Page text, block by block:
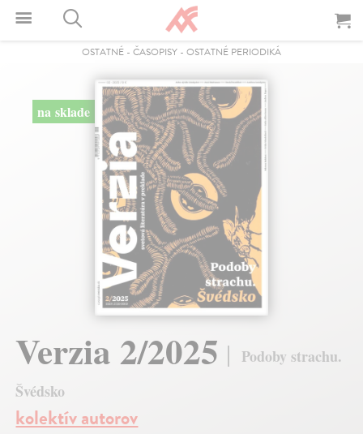
OSTATNÉ - ČASOPISY - OSTATNÉ PERIODIKÁ
na sklade
Verzia 2/2025
Podoby strachu.
Švédsko
kolektív autorov